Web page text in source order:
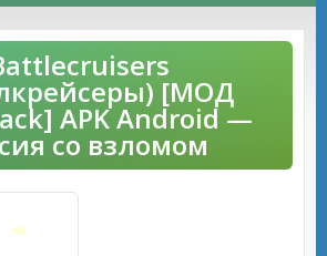
[МОД
APK Android —
со взломом